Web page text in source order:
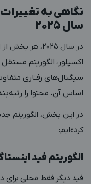
نگاهی به تغییرات
سال ۲۰۲۵
در سال ۲۰۲۵، هر
اکسپلور، الگوریتم
سیگنال‌های رفتاری
اساس آن، محتوا را
در این بخش، الگوریتم
کرده‌ایم:
الگوریتم فید
فید دیگر فقط محلی برای